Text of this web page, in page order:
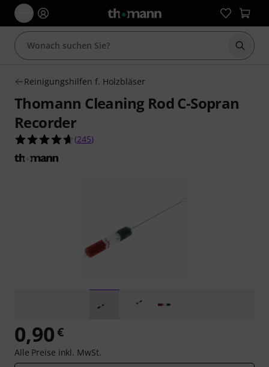
Suche
Reinigungshilfen f. Holzbläser
Thomann Cleaning Rod C-Sopran
Recorder
4.6 von 5 Sternen aus 245 Kundenbewertungen
(245)
0,90€
Alle Preise inkl. MwSt.